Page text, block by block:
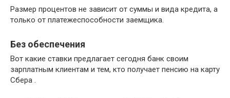
Размер процентов не зависит от суммы и вида кредита, а
только от платежеспособности заемщика.
Без обеспечения
Вот какие ставки предлагает сегодня банк своим
зарплатным клиентам и тем, кто получает пенсию на карту
Сбера .